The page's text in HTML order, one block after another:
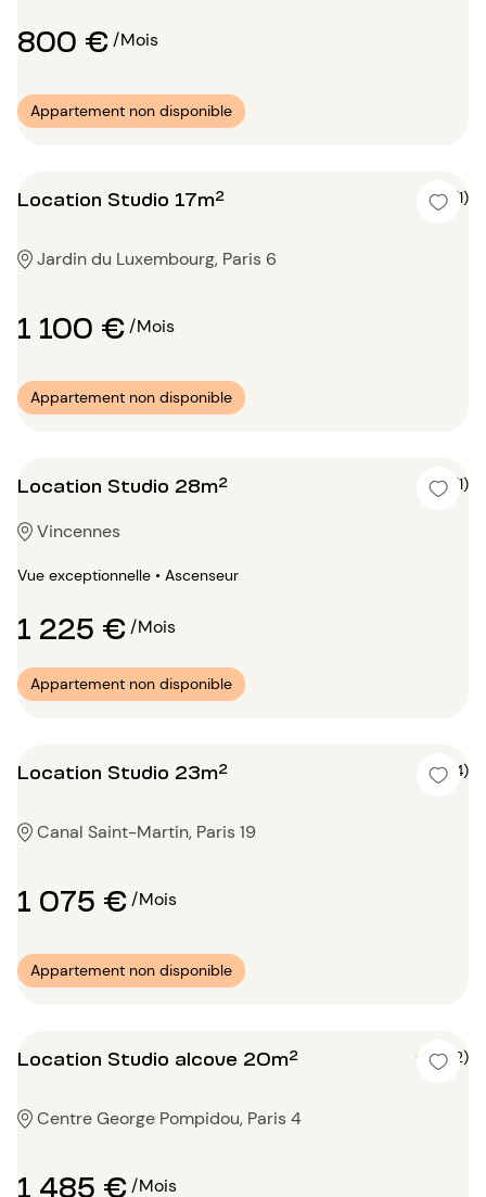
800 €/Mois
Appartement non disponible
Location Studio 17m² 5 (1)
Jardin du Luxembourg, Paris 6
1 100 €/Mois
Appartement non disponible
Location Studio 28m² 5 (1)
Vincennes
Vue exceptionnelle • Ascenseur
1 225 €/Mois
Appartement non disponible
Location Studio 23m² 5 (4)
Canal Saint-Martin, Paris 19
1 075 €/Mois
Appartement non disponible
Location Studio alcove 20m² 5 (2)
Centre George Pompidou, Paris 4
1 485 €/Mois